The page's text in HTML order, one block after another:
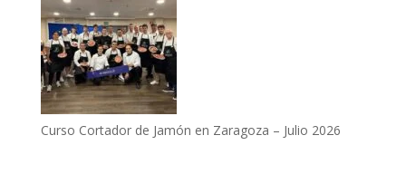
Curso Cortador de Jamón en Zaragoza – Julio 2026